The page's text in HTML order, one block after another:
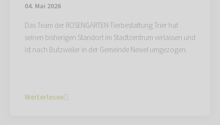
04. Mai 2026
Das Team der ROSENGARTEN-Tierbestattung Trier hat
seinen bisherigen Standort im Stadtzentrum verlassen und
ist nach Butzweiler in der Gemeinde Newel umgezogen.
Weiterlesen